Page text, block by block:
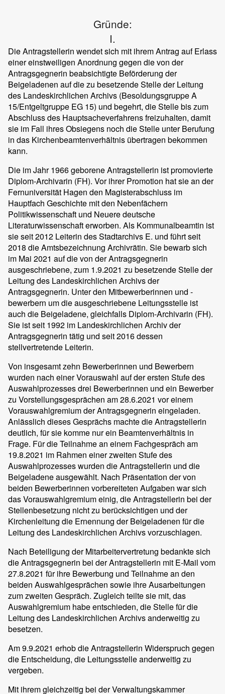
Gründe:
I.
Die Antragstellerin wendet sich mit ihrem Antrag auf Erlass
einer einstweiligen Anordnung gegen die von der
Antragsgegnerin beabsichtigte Beförderung der
Beigeladenen auf die zu besetzende Stelle der Leitung
des Landeskirchlichen Archivs (Besoldungsgruppe A
15/Entgeltgruppe EG 15) und begehrt, die Stelle bis zum
Abschluss des Hauptsacheverfahrens freizuhalten, damit
sie im Fall ihres Obsiegens noch die Stelle unter Berufung
in das Kirchenbeamtenverhältnis übertragen bekommen
kann.
Die im Jahr 1966 geborene Antragstellerin ist promovierte
Diplom-Archivarin (FH). Vor ihrer Promotion hat sie an der
Fernuniversität Hagen den Magisterabschluss im
Hauptfach Geschichte mit den Nebenfächern
Politikwissenschaft und Neuere deutsche
Literaturwissenschaft erworben. Als Kommunalbeamtin ist
sie seit 2012 Leiterin des Stadtarchivs E. und führt seit
2018 die Amtsbezeichnung Archivrätin. Sie bewarb sich
im Mai 2021 auf die von der Antragsgegnerin
ausgeschriebene, zum 1.9.2021 zu besetzende Stelle der
Leitung des Landeskirchlichen Archivs der
Antragsgegnerin. Unter den Mitbewerberinnen und -
bewerbern um die ausgeschriebene Leitungsstelle ist
auch die Beigeladene, gleichfalls Diplom-Archivarin (FH).
Sie ist seit 1992 im Landeskirchlichen Archiv der
Antragsgegnerin tätig und seit 2016 dessen
stellvertretende Leiterin.
Von insgesamt zehn Bewerberinnen und Bewerbern
wurden nach einer Vorauswahl auf der ersten Stufe des
Auswahlprozesses drei Bewerberinnen und ein Bewerber
zu Vorstellungsgesprächen am 28.6.2021 vor einem
Vorauswahlgremium der Antragsgegnerin eingeladen.
Anlässlich dieses Gesprächs machte die Antragstellerin
deutlich, für sie komme nur ein Beamtenverhältnis in
Frage. Für die Teilnahme an einem Fachgespräch am
19.8.2021 im Rahmen einer zweiten Stufe des
Auswahlprozesses wurden die Antragstellerin und die
Beigeladene ausgewählt. Nach Präsentation der von
beiden Bewerberinnen vorbereiteten Aufgaben war sich
das Vorauswahlgremium einig, die Antragstellerin bei der
Stellenbesetzung nicht zu berücksichtigen und der
Kirchenleitung die Ernennung der Beigeladenen für die
Leitung des Landeskirchlichen Archivs vorzuschlagen.
Nach Beteiligung der Mitarbeitervertretung bedankte sich
die Antragsgegnerin bei der Antragstellerin mit E-Mail vom
27.8.2021 für ihre Bewerbung und Teilnahme an den
beiden Auswahlgesprächen sowie ihre Ausarbeitungen
zum zweiten Gespräch. Zugleich teilte sie mit, das
Auswahlgremium habe entschieden, die Stelle für die
Leitung des Landeskirchlichen Archivs anderweitig zu
besetzen.
Am 9.9.2021 erhob die Antragstellerin Widerspruch gegen
die Entscheidung, die Leitungsstelle anderweitig zu
vergeben.
Mit ihrem gleichzeitig bei der Verwaltungskammer